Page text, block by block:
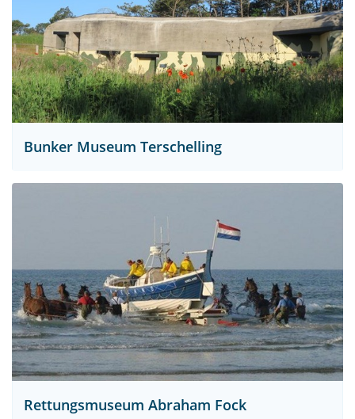
Bunker Museum Terschelling
Rettungsmuseum Abraham Fock